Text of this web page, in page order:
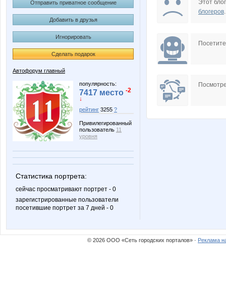
Отправить приватное сообщение
Добавить в друзья
Игнорировать
Сделать подарок
Автофорум главный
популярность:
7417 место -2
↓
рейтинг 3255 ?
Привилегированный
пользователь 11
уровня
Статистика портрета:
сейчас просматривают портрет - 0
зарегистрированные пользователи
посетившие портрет за 7 дней - 0
АлекС 52
Станица
Этот
блогеров.
© 2026 ООО «Сеть городских порталов» · Реклама